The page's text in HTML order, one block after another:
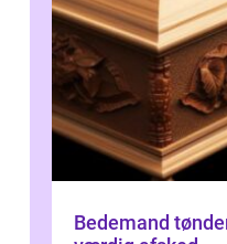
Bedemand tønder hjælp til en tryg